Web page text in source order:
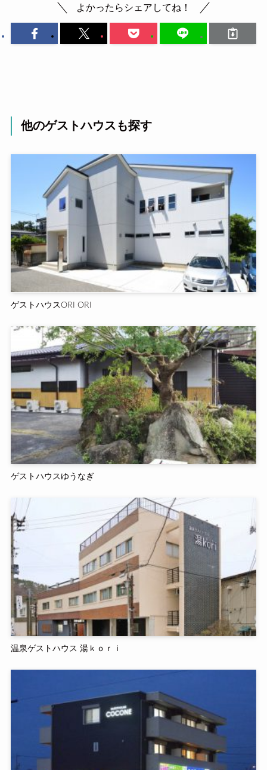
よかったらシェアしてね！
他のゲストハウスも探す
ゲストハウスORI ORI
ゲストハウスゆうなぎ
温泉ゲストハウス 湯ｋｏｒｉ